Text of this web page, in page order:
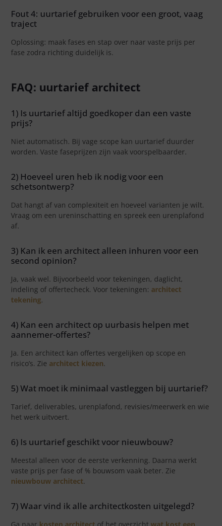
Fout 4: uurtarief gebruiken voor een groot, vaag
traject
Oplossing: maak fases en stap over naar vaste prijs per
fase zodra richting duidelijk is.
FAQ: uurtarief architect
1) Is uurtarief altijd goedkoper dan een vaste
prijs?
Niet automatisch. Bij vage scope kan uurtarief duurder
worden. Vaste faseprijzen zijn vaak voorspelbaarder.
2) Hoeveel uren heb ik nodig voor een
schetsontwerp?
Dat hangt af van complexiteit en hoeveel varianten je wilt.
Vraag om een ureninschatting en spreek een urenplafond
af.
3) Kan ik een architect alleen inhuren voor een
second opinion?
Ja, vaak wel. Bijvoorbeeld voor tekeningen, daglicht,
indeling of offertecheck. Voor tekeningen: architect
tekening.
4) Kan een architect op uurbasis helpen met
aannemer-offertes?
Ja. Een architect kan offertes vergelijken op scope en
risico’s. Zie architect kiezen.
5) Wat moet ik minimaal vastleggen bij uurtarief?
Tarief, deliverables, urenplafond, revisies/meerwerk en wie
het werk uitvoert.
6) Is uurtarief geschikt voor nieuwbouw?
Meestal alleen voor de eerste verkenning. Daarna werkt
vaste prijs per fase of % bouwsom vaak beter. Zie
nieuwbouw architect.
7) Waar vind ik alle architectkosten uitgelegd?